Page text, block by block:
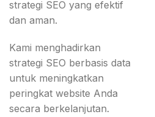
strategi SEO yang efektif
dan aman.
Kami menghadirkan
strategi SEO berbasis data
untuk meningkatkan
peringkat website Anda
secara berkelanjutan.